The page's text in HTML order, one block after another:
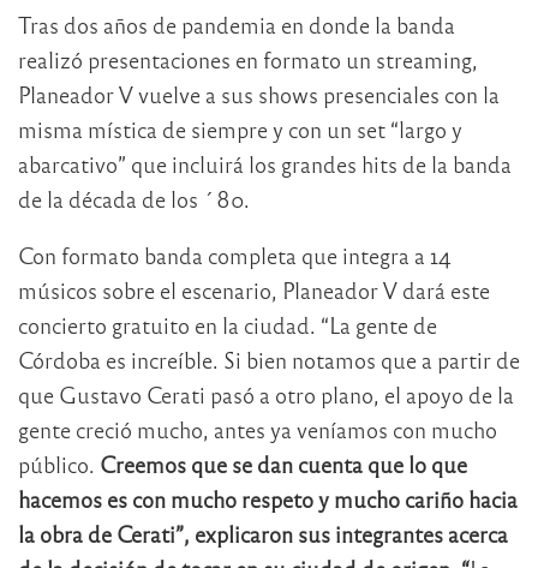
Tras dos años de pandemia en donde la banda
realizó presentaciones en formato un streaming,
Planeador V vuelve a sus shows presenciales con la
misma mística de siempre y con un set “largo y
abarcativo” que incluirá los grandes hits de la banda
de la década de los ´80.
Con formato banda completa que integra a 14
músicos sobre el escenario, Planeador V dará este
concierto gratuito en la ciudad. “La gente de
Córdoba es increíble. Si bien notamos que a partir de
que Gustavo Cerati pasó a otro plano, el apoyo de la
gente creció mucho, antes ya veníamos con mucho
público. Creemos que se dan cuenta que lo que
hacemos es con mucho respeto y mucho cariño hacia
la obra de Cerati”, explicaron sus integrantes acerca